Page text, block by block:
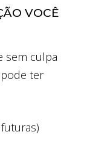
VOCÊ
sem culpa
ter